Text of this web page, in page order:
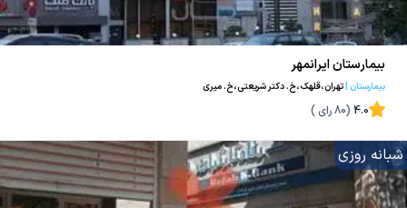
بیمارستان ایرانمهر
بیمارستان |تهران،قلهک،خ. دکتر شریعتی،خ. میری
4.0
(
80رای )
شبانه روزی